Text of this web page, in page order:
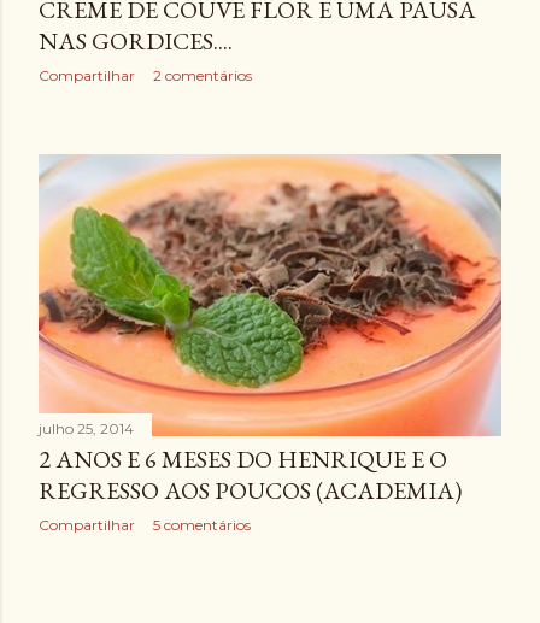
CREME DE COUVE FLOR E UMA PAUSA
NAS GORDICES....
Compartilhar 2 comentários
julho 25, 2014
2 ANOS E 6 MESES DO HENRIQUE E O
REGRESSO AOS POUCOS (ACADEMIA)
Compartilhar 5 comentários